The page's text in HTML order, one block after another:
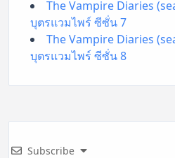
The Vampire Diaries
บุตรแวมไพร์ ซีซั่น 7
The Vampire Diaries
บุตรแวมไพร์ ซีซั่น 8
Subscribe